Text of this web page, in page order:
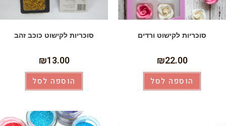
סוכריות לקישוט ורדים
₪22.00
הוספה לסל
סוכריות לקישוט כוכב זהב
₪13.00
הוספה לסל